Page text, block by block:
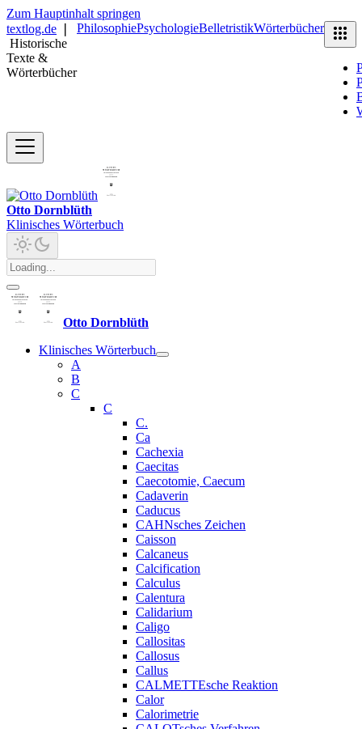
Zum Hauptinhalt springen
textlog.de
Historische
Texte &
Wörterbücher
PhilosophiePsychologieBelletristikWörterbücher
Otto Dornblüth
Klinisches Wörterbuch
Otto Dornblüth
Klinisches Wörterbuch
A
B
C
C
C.
Ca
Cachexia
Caecitas
Caecotomie, Caecum
Cadaverin
Caducus
CAHNsches Zeichen
Caisson
Calcaneus
Calcification
Calculus
Calentura
Calidarium
Caligo
Callositas
Callosus
Callus
CALMETTEsche Reaktion
Calor
Calorimetrie